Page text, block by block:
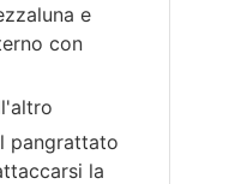
e
con
pangrattato
la